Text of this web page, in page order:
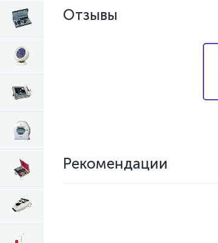
Отзывы
Рекомендации